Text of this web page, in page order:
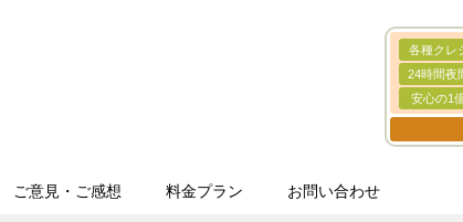
各種クレ
24時間夜
安心の1
ご意見・ご感想 料金プラン お問い合わせ